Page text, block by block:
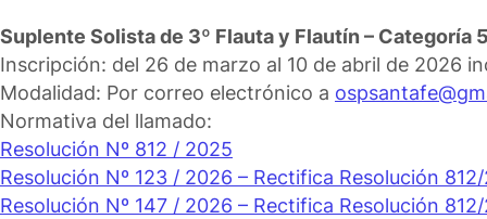
Suplente Solista de 3º Flauta y Flautín – Categoría
Inscripción: del 26 de marzo al 10 de abril de 2026
Modalidad: Por correo electrónico a
Normativa del llamado:
Resolución Nº 812 / 2025
Resolución Nº 123 / 2026 – Rectifica Resolución
Resolución Nº 147 / 2026 – Rectifica Resolución